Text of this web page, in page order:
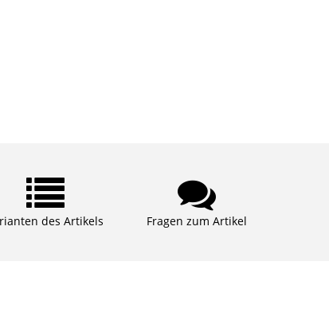
des Artikels Fragen zum Artikel